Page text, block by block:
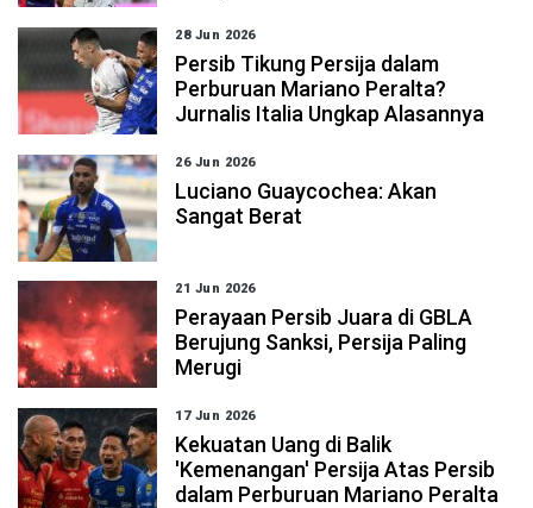
28 Jun 2026
Persib Tikung Persija dalam
Perburuan Mariano Peralta?
Jurnalis Italia Ungkap Alasannya
26 Jun 2026
Luciano Guaycochea: Akan
Sangat Berat
21 Jun 2026
Perayaan Persib Juara di GBLA
Berujung Sanksi, Persija Paling
Merugi
17 Jun 2026
Kekuatan Uang di Balik
'Kemenangan' Persija Atas Persib
dalam Perburuan Mariano Peralta